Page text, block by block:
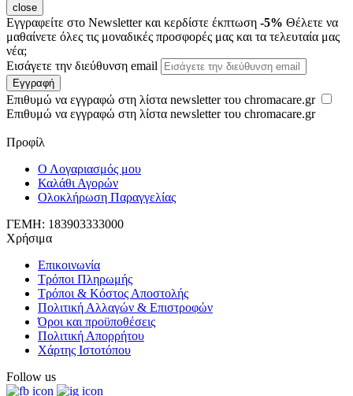
close
Εγγραφείτε στο Newsletter και κερδίστε έκπτωση -5% Θέλετε να
μαθαίνετε όλες τις μοναδικές προσφορές μας και τα τελευταία μας
νέα;
Εισάγετε την διεύθυνση email
Εγγραφή
Επιθυμώ να εγγραφώ στη λίστα newsletter του chromacare.gr
Επιθυμώ να εγγραφώ στη λίστα newsletter του chromacare.gr
Προφίλ
Ο Λογαριασμός μου
Καλάθι Αγορών
Ολοκλήρωση Παραγγελίας
ΓΕΜΗ: 183903333000
Χρήσιμα
Επικοινωνία
Τρόποι Πληρωμής
Τρόποι & Κόστος Αποστολής
Πολιτική Αλλαγών & Επιστροφών
Όροι και προϋποθέσεις
Πολιτική Απορρήτου
Χάρτης Ιστοτόπου
Follow us